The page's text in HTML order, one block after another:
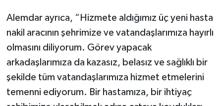
Alemdar ayrıca, “Hizmete aldığımız üç yeni hasta
nakil aracının şehrimize ve vatandaşlarımıza hayırlı
olmasını diliyorum. Görev yapacak
arkadaşlarımıza da kazasız, belasız ve sağlıklı bir
şekilde tüm vatandaşlarımıza hizmet etmelerini
temenni ediyorum. Bir hastamıza, bir ihtiyaç